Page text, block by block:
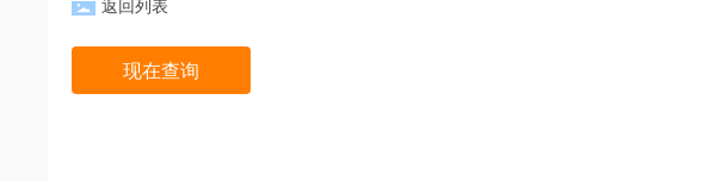
返回列表
现在查询